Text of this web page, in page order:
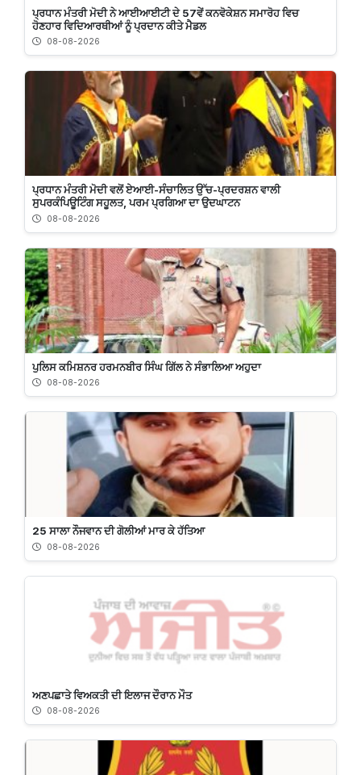
ਪ੍ਰਧਾਨ ਮੰਤਰੀ ਮੋਦੀ ਨੇ ਆਈਆਈਟੀ ਦੇ 57ਵੇਂ ਕਨਵੋਕੇਸ਼ਨ ਸਮਾਰੋਹ ਵਿਚ
ਹੋਣਹਾਰ ਵਿਦਿਆਰਥੀਆਂ ਨੂੰ ਪ੍ਰਦਾਨ ਕੀਤੇ ਮੈਡਲ
08-08-2026
ਪ੍ਰਧਾਨ ਮੰਤਰੀ ਮੋਦੀ ਵਲੋਂ ਏਆਈ-ਸੰਚਾਲਿਤ ਉੱਚ-ਪ੍ਰਦਰਸ਼ਨ ਵਾਲੀ
ਸੁਪਰਕੰਪਿਊਟਿੰਗ ਸਹੂਲਤ, ਪਰਮ ਪ੍ਰਗਿਆ ਦਾ ਉਦਘਾਟਨ
08-08-2026
ਪੁਲਿਸ ਕਮਿਸ਼ਨਰ ਹਰਮਨਬੀਰ ਸਿੰਘ ਗਿੱਲ ਨੇ ਸੰਭਾਲਿਆ ਅਹੁਦਾ
08-08-2026
25 ਸਾਲਾ ਨੌਜਵਾਨ ਦੀ ਗੋਲੀਆਂ ਮਾਰ ਕੇ ਹੱਤਿਆ
08-08-2026
ਅਣਪਛਾਤੇ ਵਿਅਕਤੀ ਦੀ ਇਲਾਜ ਦੌਰਾਨ ਮੌਤ
08-08-2026